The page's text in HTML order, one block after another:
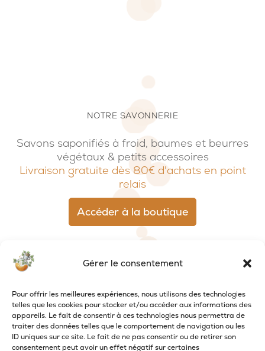
Gérer le consentement
Pour offrir les meilleures expériences, nous utilisons des technologies
telles que les cookies pour stocker et/ou accéder aux informations des
appareils. Le fait de consentir à ces technologies nous permettra de
traiter des données telles que le comportement de navigation ou les
ID uniques sur ce site. Le fait de ne pas consentir ou de retirer son
consentement peut avoir un effet négatif sur certaines
NOTRE SAVONNERIE
Savons saponifiés à froid, baumes et beurres
végétaux & petits accessoires
Livraison gratuite dès 80€ d'achats en point
relais
Accéder à la boutique